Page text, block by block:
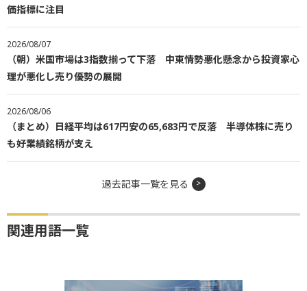
価指標に注目
2026/08/07
（朝）米国市場は3指数揃って下落 中東情勢悪化懸念から投資家心
理が悪化し売り優勢の展開
2026/08/06
（まとめ）日経平均は617円安の65,683円で反落 半導体株に売り
も好業績銘柄が支え
過去記事一覧を見る
関連用語一覧